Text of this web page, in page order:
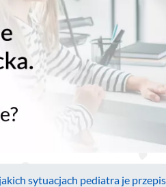
sytuacjach pediatra je